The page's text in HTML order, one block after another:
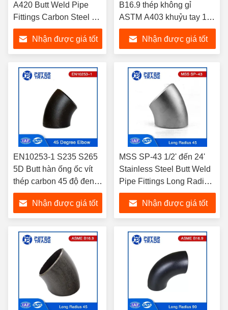
A420 Butt Weld Pipe
Fittings Carbon Steel 45
độ khuỷu tay Long
Radius Elbows
Nhận được giá tốt
B16.9 thép không gỉ
ASTM A403 khuỷu tay 1/2'
đến 48' inch SCH20
SCH40 SCH80
Nhận được giá tốt
EN10253-1 S235 S265
5D Butt hàn ống ốc vít
thép carbon 45 độ đen
ống ốc vít khuỷu tay
Nhận được giá tốt
MSS SP-43 1/2' đến 24'
Stainless Steel Butt Weld
Pipe Fittings Long Radius
Elbows 45 độ
Nhận được giá tốt